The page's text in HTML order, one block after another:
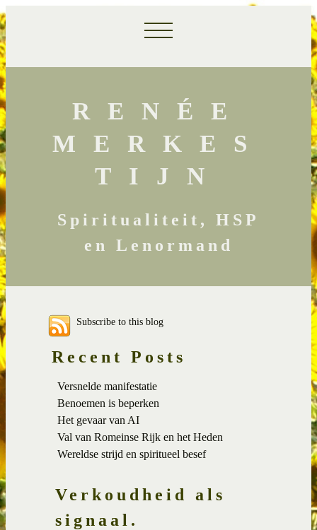
RENÉE
MERKES
TIJN
Spiritualiteit, HSP
en Lenormand
Subscribe to this blog
Recent Posts
Versnelde manifestatie
Benoemen is beperken
Het gevaar van AI
Val van Romeinse Rijk en het Heden
Wereldse strijd en spiritueel besef
Verkoudheid als
signaal.